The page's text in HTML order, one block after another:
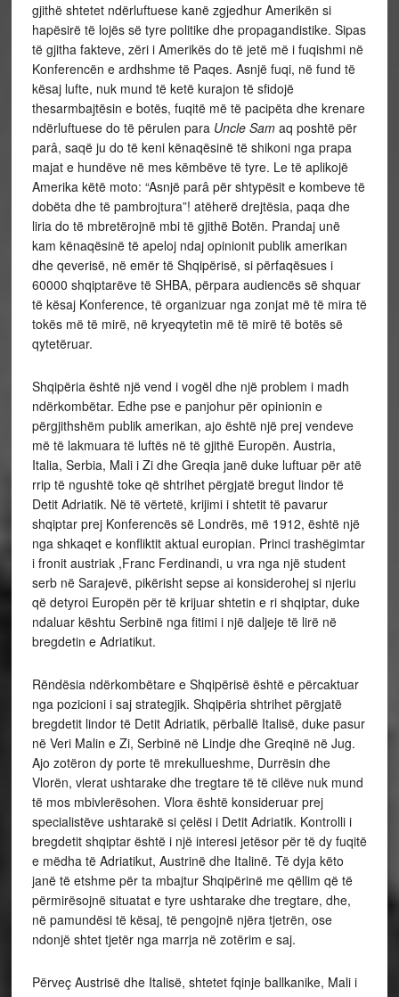
gjithë shtetet ndërluftuese kanë zgjedhur Amerikën si
hapësirë të lojës së tyre politike dhe propagandistike. Sipas
të gjitha fakteve, zëri i Amerikës do të jetë më i fuqishmi në
Konferencën e ardhshme të Paqes. Asnjë fuqi, në fund të
kësaj lufte, nuk mund të ketë kurajon të sfidojë
thesarmbajtësin e botës, fuqitë më të pacipëta dhe krenare
ndërluftuese do të përulen para Uncle Samaq poshtë për
parâ, saqë ju do të keni kënaqësinë të shikoni nga prapa
majat e hundëve në mes këmbëve të tyre. Le të aplikojë
Amerika këtë moto: “Asnjë parâ për shtypësit e kombeve të
dobëta dhe të pambrojtura”! atëherë drejtësia, paqa dhe
liria do të mbretërojnë mbi të gjithë Botën. Prandaj unë
kam kënaqësinë të apeloj ndaj opinionit publik amerikan
dhe qeverisë, në emër të Shqipërisë, si përfaqësues i
60000 shqiptarëve të SHBA, përpara audiencës së shquar
të kësaj Konference, të organizuar nga zonjat më të mira të
tokës më të mirë, në kryeqytetin më të mirë të botës së
qytetëruar.
Shqipëria është një vend i vogël dhe një problem i madh
ndërkombëtar. Edhe pse e panjohur për opinionin e
përgjithshëm publik amerikan, ajo është një prej vendeve
më të lakmuara të luftës në të gjithë Europën. Austria,
Italia, Serbia, Mali i Zi dhe Greqia janë duke luftuar për atë
rrip të ngushtë toke që shtrihet përgjatë bregut lindor të
Detit Adriatik. Në të vërtetë, krijimi i shtetit të pavarur
shqiptar prej Konferencës së Londrës, më 1912, është një
nga shkaqet e konfliktit aktual europian. Princi trashëgimtar
i fronit austriak ,Franc Ferdinandi, u vra nga një student
serb në Sarajevë, pikërisht sepse ai konsiderohej si njeriu
që detyroi Europën për të krijuar shtetin e ri shqiptar, duke
ndaluar kështu Serbinë nga fitimi i një daljeje të lirë në
bregdetin e Adriatikut.
Rëndësia ndërkombëtare e Shqipërisë është e përcaktuar
nga pozicioni i saj strategjik. Shqipëria shtrihet përgjatë
bregdetit lindor të Detit Adriatik, përballë Italisë, duke pasur
në Veri Malin e Zi, Serbinë në Lindje dhe Greqinë në Jug.
Ajo zotëron dy porte të mrekullueshme, Durrësin dhe
Vlorën, vlerat ushtarake dhe tregtare të të cilëve nuk mund
të mos mbivlerësohen. Vlora është konsideruar prej
specialistëve ushtarakë si çelësi i Detit Adriatik. Kontrolli i
bregdetit shqiptar është i një interesi jetësor për të dy fuqitë
e mëdha të Adriatikut, Austrinë dhe Italinë. Të dyja këto
janë të etshme për ta mbajtur Shqipërinë me qëllim që të
përmirësojnë situatat e tyre ushtarake dhe tregtare, dhe,
në pamundësi të kësaj, të pengojnë njëra tjetrën, ose
ndonjë shtet tjetër nga marrja në zotërim e saj.
Përveç Austrisë dhe Italisë, shtetet fqinje ballkanike, Mali i